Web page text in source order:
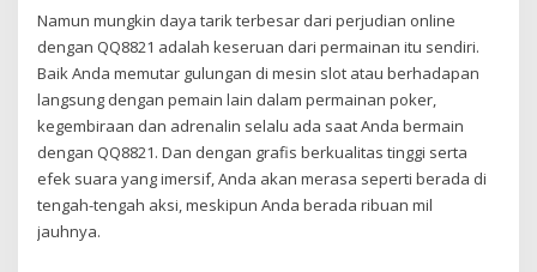
Namun mungkin daya tarik terbesar dari perjudian online
dengan QQ8821 adalah keseruan dari permainan itu sendiri.
Baik Anda memutar gulungan di mesin slot atau berhadapan
langsung dengan pemain lain dalam permainan poker,
kegembiraan dan adrenalin selalu ada saat Anda bermain
dengan QQ8821. Dan dengan grafis berkualitas tinggi serta
efek suara yang imersif, Anda akan merasa seperti berada di
tengah-tengah aksi, meskipun Anda berada ribuan mil
jauhnya.